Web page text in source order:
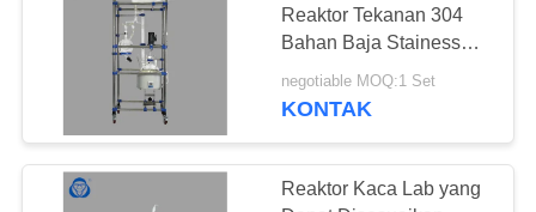
TENTANG
TUR
PABRIK
Reaktor Tekanan 304
Bahan Baja Stainess
Nyaman
negotiable MOQ:1 Set
KONTAK
Reaktor Kaca Lab yang